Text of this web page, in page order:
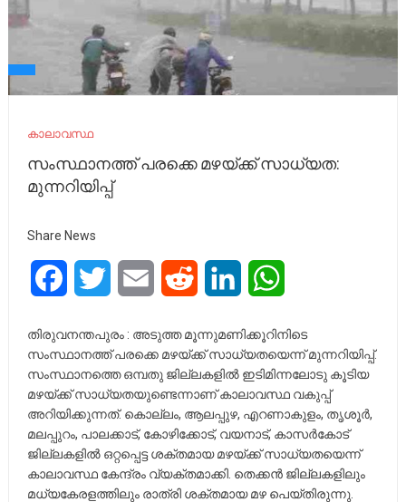
കാലാവസ്ഥ
സം​സ്ഥാ​ന​ത്ത് പ​ര​ക്കെ മ​ഴ​യ്ക്ക് സാ​ധ്യ​ത:
മുന്നറിയിപ്പ്
Share News
FacebookTwitter Email Reddit LinkedIn
തിരുവനന്തപുരം : അടുത്ത മൂന്നുമണിക്കൂറിനിടെ
സംസ്ഥാനത്ത് പരക്കെ മഴയ്ക്ക് സാധ്യതയെന്ന് മുന്നറിയിപ്പ്.
സംസ്ഥാനത്തെ ഒമ്പതു ജില്ലകളില്‍ ഇടിമിന്നലോടു കൂടിയ
മഴയ്ക്ക് സാധ്യതയുണ്ടെന്നാണ് കാലാവസ്ഥ വകുപ്പ്
അറിയിക്കുന്നത്. കൊല്ലം, ആലപ്പുഴ, എറണാകുളം, തൃശൂര്‍,
മലപ്പുറം, പാലക്കാട്, കോഴിക്കോട്, വയനാട്, കാസര്‍കോട്
ജില്ലകളില്‍ ഒറ്റപ്പെട്ട ശക്തമായ മഴയ്ക്ക് സാധ്യതയെന്ന്
കാലാവസ്ഥ കേന്ദ്രം വ്യക്തമാക്കി. തെക്കന്‍ ജില്ലകളിലും
മധ്യകേരളത്തിലും രാത്രി ശക്തമായ മഴ പെയ്തിരുന്നു.